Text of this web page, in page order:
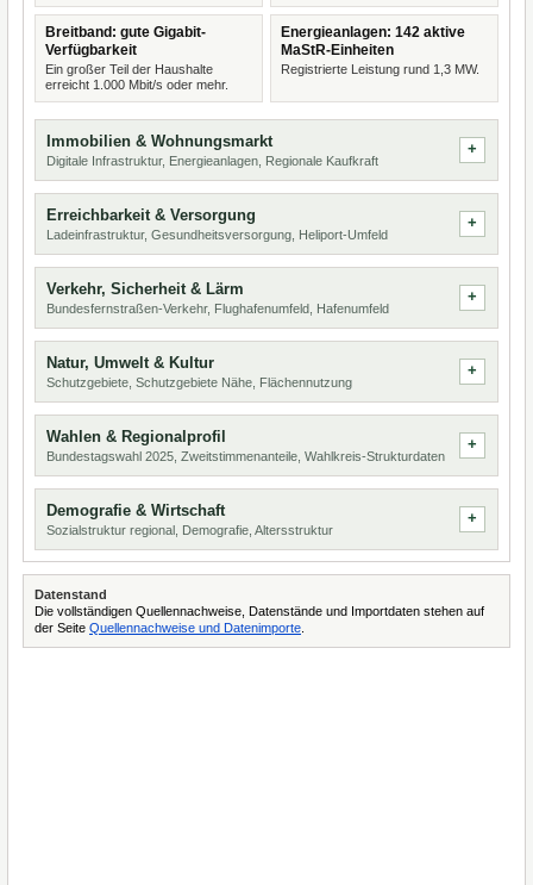
Breitband: gute Gigabit-
Verfügbarkeit
Ein großer Teil der Haushalte
erreicht 1.000 Mbit/s oder mehr.
Energieanlagen: 142 aktive
MaStR-Einheiten
Registrierte Leistung rund 1,3 MW.
Immobilien & Wohnungsmarkt
Digitale Infrastruktur, Energieanlagen, Regionale Kaufkraft
Erreichbarkeit & Versorgung
Ladeinfrastruktur, Gesundheitsversorgung, Heliport-Umfeld
Verkehr, Sicherheit & Lärm
Bundesfernstraßen-Verkehr, Flughafenumfeld, Hafenumfeld
Natur, Umwelt & Kultur
Schutzgebiete, Schutzgebiete Nähe, Flächennutzung
Wahlen & Regionalprofil
Bundestagswahl 2025, Zweitstimmenanteile, Wahlkreis-Strukturdaten
Demografie & Wirtschaft
Sozialstruktur regional, Demografie, Altersstruktur
Datenstand
Die vollständigen Quellennachweise, Datenstände und Importdaten stehen auf
der Seite Quellennachweise und Datenimporte